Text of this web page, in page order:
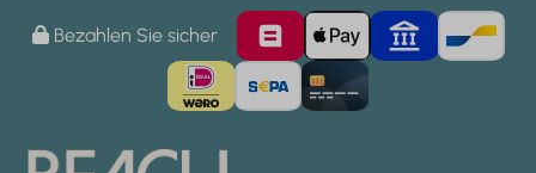
Bezahlen Sie sicher